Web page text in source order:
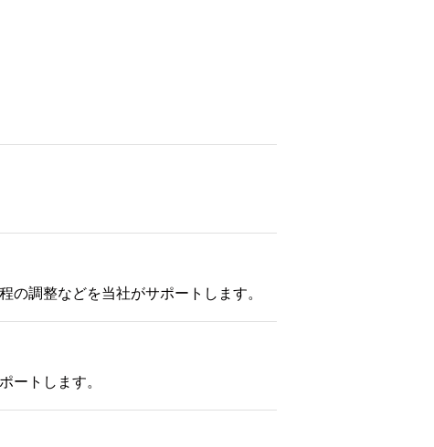
調整などを当社がサポートします。
ートします。